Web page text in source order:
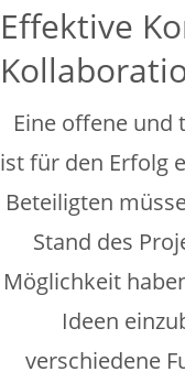
Effektive
Eine offene
ist für den Erfolg
Beteiligten
Stand des
Möglichkeit
Ideen
verschiedene